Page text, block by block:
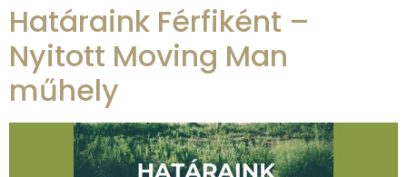
Határaink Férfiként –
Nyitott Moving Man
műhely